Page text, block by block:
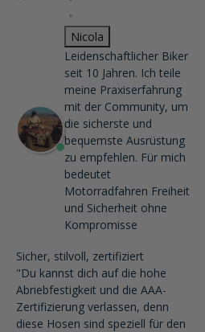
Nicola
Leidenschaftlicher Biker
seit 10 Jahren. Ich teile
meine Praxiserfahrung
mit der Community, um
die sicherste und
bequemste Ausrüstung
zu empfehlen. Für mich
bedeutet
Motorradfahren Freiheit
und Sicherheit ohne
Kompromisse
Sicher, stilvoll, zertifiziert
"Du kannst dich auf die hohe
Abriebfestigkeit und die AAA-
Zertifizierung verlassen, denn
diese Hosen sind speziell für den